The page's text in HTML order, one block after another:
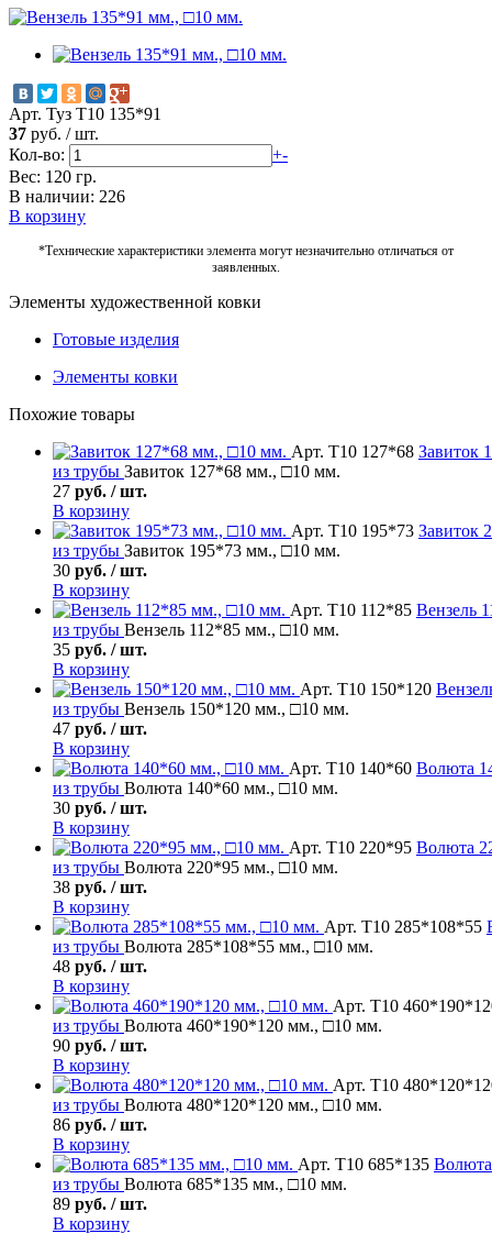
Арт. Туз Т10 135*91
37 руб. /шт.
Кол-во:
+-
Вес: 120 гр.
В наличии: 226
В корзину
*Технические характеристики элемента могут незначительно отличаться от
заявленных.
Элементы художественной ковки
Готовые изделия
Элементы ковки
Похожие товары
Арт. Т10 127*68 Завиток
из трубы Завиток 127*68 мм., □10 мм.
27 руб. / шт.
В корзину
Арт. Т10 195*73 Завиток
из трубы Завиток 195*73 мм., □10 мм.
30 руб. / шт.
В корзину
Арт. Т10 112*85 Вензель
из трубы Вензель 112*85 мм., □10 мм.
35 руб. / шт.
В корзину
Арт. Т10 150*120
из трубы Вензель 150*120 мм., □10 мм.
47 руб. / шт.
В корзину
Арт. Т10 140*60 Волюта
из трубы Волюта 140*60 мм., □10 мм.
30 руб. / шт.
В корзину
Арт. Т10 220*95 Волюта
из трубы Волюта 220*95 мм., □10 мм.
38 руб. / шт.
В корзину
Арт. Т10 285*108*55
из трубы Волюта 285*108*55 мм., □10 мм.
48 руб. / шт.
В корзину
Арт. Т10
из трубы Волюта 460*190*120 мм., □10 мм.
90 руб. / шт.
В корзину
Арт. Т10
из трубы Волюта 480*120*120 мм., □10 мм.
86 руб. / шт.
В корзину
Арт. Т10 685*135 Волюта
из трубы Волюта 685*135 мм., □10 мм.
89 руб. / шт.
В корзину